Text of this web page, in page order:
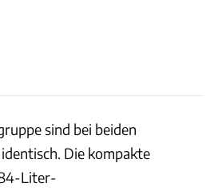
sind bei beiden
Die kompakte
Liter-